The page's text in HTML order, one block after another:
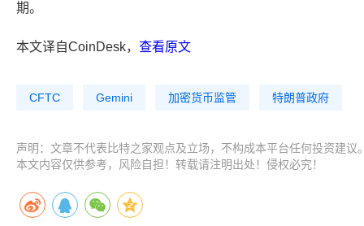
期。
本文译自CoinDesk， 查看原文
CFTC Gemini 加密货币监管 特朗普政府
声明：文章不代表比特之家观点及立场，不构成本平台任何投资建
本文内容仅供参考，风险自担！转载请注明出处！侵权必究！